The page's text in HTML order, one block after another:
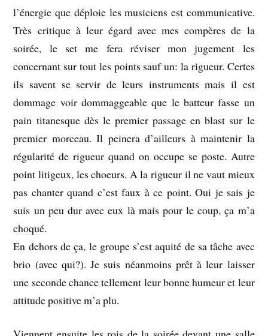
l’énergie que déploie les musiciens est communicative.
Très critique à leur égard avec mes compères de la
soirée, le set me fera réviser mon jugement les
concernant sur tout les points sauf un: la rigueur. Certes
ils savent se servir de leurs instruments mais il est
dommage voir dommaggeable que le batteur fasse un
pain titanesque dès le premier passage en blast sur le
premier morceau. Il peinera d’ailleurs à maintenir la
régularité de rigueur quand on occupe se poste. Autre
point litigeux, les choeurs. A la rigueur il ne vaut mieux
pas chanter quand c’est faux à ce point. Oui je sais je
suis un peu dur avec eux là mais pour le coup, ça m’a
choqué.
En dehors de ça, le groupe s’est aquité de sa tâche avec
brio (avec qui?). Je suis néanmoins prêt à leur laisser
une seconde chance tellement leur bonne humeur et leur
attitude positive m’a plu.